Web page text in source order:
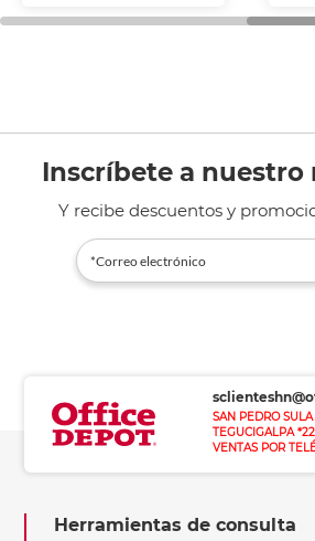
Inscríbete a
Y recibe descuentos y
SAN PEDRO
TEGUCIGALPA
VENTAS POR
Herramientas de consulta